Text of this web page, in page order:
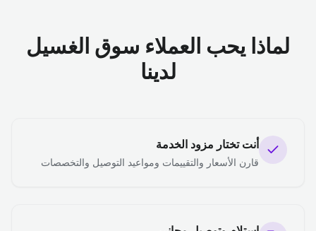
لماذا يحب العملاء سوق الغسيل
لدينا
أنت تختار مزود الخدمة
قارن الأسعار والتقييمات ومواعيد التوصيل والتخصصات